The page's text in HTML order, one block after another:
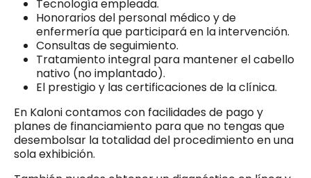
Tecnología empleada.
Honorarios del personal médico y de
enfermería que participará en la intervención.
Consultas de seguimiento.
Tratamiento integral para mantener el cabello
nativo (no implantado).
El prestigio y las certificaciones de la clínica.
En Kaloni contamos con facilidades de pago y
planes de financiamiento para que no tengas que
desembolsar la totalidad del procedimiento en una
sola exhibición.